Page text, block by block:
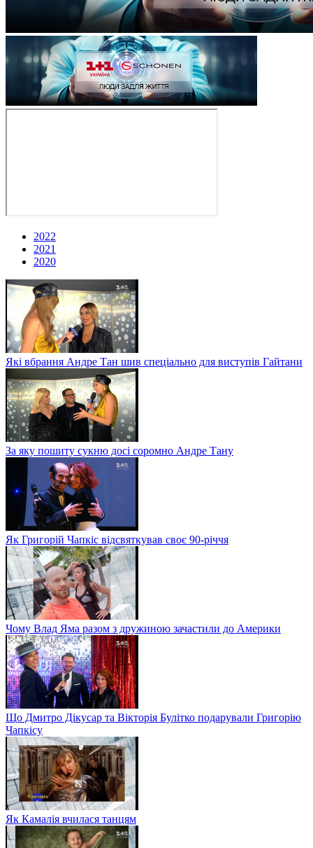
2022
2021
2020
Які вбрання Андре Тан шив спеціально для виступів Гайтани
За яку пошиту сукню досі соромно Андре Тану
Як Григорій Чапкіс відсвяткував своє 90-річчя
Чому Влад Яма разом з дружиною зачастили до Америки
Що Дмитро Дікусар та Вікторія Булітко подарували Григорію
Чапкісу
Як Камалія вчилася танцям